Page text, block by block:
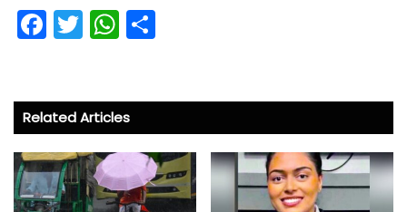
Fa
ce
o
ok
T
wi
er
W
ha
A
p
p
Related Articles